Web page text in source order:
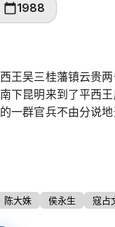
1988
王吴三桂藩镇云贵
下昆明来到了平西
一群官兵不由分说
青和宁宁结下了不
云贵，但吴三桂在
的他处处设防、戒
，另一方面也为了
陈大姝 侯永生 寇占